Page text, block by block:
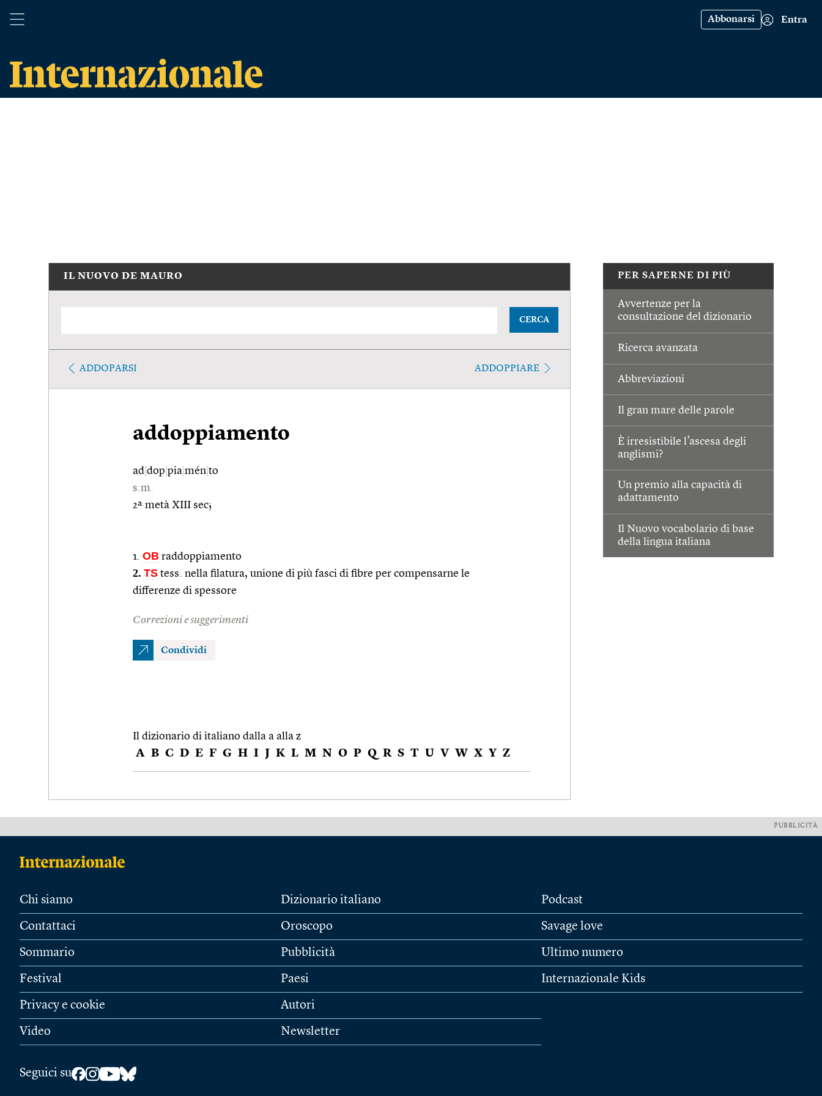
Abbonarsi Entra
PER SAPERNE DI PIÙ
Avvertenze per la
consultazione del dizionario
Ricerca avanzata
Abbreviazioni
Il gran mare delle parole
È irresistibile l’ascesa degli
anglismi?
Un premio alla capacità di
adattamento
Il Nuovo vocabolario di base
della lingua italiana
IL NUOVO DE MAURO
CERCA
ADDOPARSI ADDOPPIARE
addoppiamento
ad dop pia mén to
s.m.
2ª metà XIII sec;
1. OB raddoppiamento
2. TS tess. nella filatura, unione di più fasci di fibre per compensarne le
differenze di spessore
Correzioni e suggerimenti
Condividi
Il dizionario di italiano dalla a alla z
A B C D E F G H I J K L M N O P Q R S T U V W X Y Z
PUBBLICITÀ
Chi siamo
Contattaci
Sommario
Festival
Privacy e cookie
Video
Dizionario italiano
Oroscopo
Pubblicità
Paesi
Autori
Newsletter
Podcast
Savage love
Ultimo numero
Internazionale Kids
Seguici su